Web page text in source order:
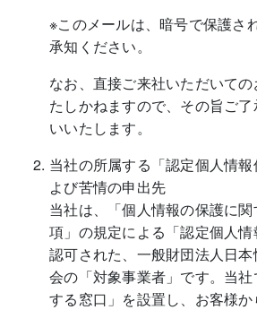
※このメールは、暗号で保護さ
承知ください。
なお、直接ご来社いただいて
たしかねますので、その旨ご
いいたします。
当社の所属する「認定個人情
よび苦情の申出先
当社は、「個人情報の保護に
項」の規定による「認定個人
認可された、一般財団法人日
会の「対象事業者」です。当
する窓口」を設置し、お客様